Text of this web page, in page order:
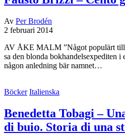
Av Per Brodén
2 februari 2014
AV ÅKE MALM ”Något populärt till
sa den blonda bokhandelsexpediten i
någon anledning bär namnet…
Böcker Italienska
Benedetta Tobagi –
di buio. Storia di una